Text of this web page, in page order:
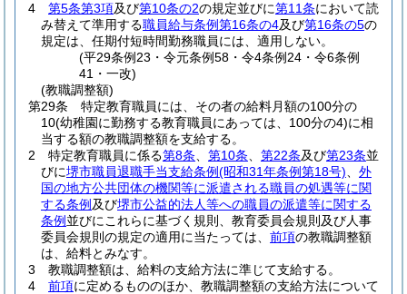
4
第5条第3項及び第10条の2の規定並びに第11条において読
み替えて準用する職員給与条例第16条の4及び第16条の5の
規定は、任期付短時間勤務職員には、適用しない。
(平29条例23・令元条例58・令4条例24・令6条例
41・一改)
(教職調整額)
第29条
特定教育職員には、その者の給料月額の100分の
10(幼稚園に勤務する教育職員にあっては、100分の4)に相
当する額の教職調整額を支給する。
2
特定教育職員に係る第8条 第10条 第22条及び第23条並
びに堺市職員退職手当支給条例(昭和31年条例第18号)
外
国の地方公共団体の機関等に派遣される職員の処遇等に関
する条例 及び堺市公益的法人等への職員の派遣等に関する
条例 並びにこれらに基づく規則、教育委員会規則及び人事
委員会規則の規定の適用に当たっては、 前項の教職調整額
は、給料とみなす。
3
教職調整額は、給料の支給方法に準じて支給する。
4
前項に定めるもののほか、教職調整額の支給方法について